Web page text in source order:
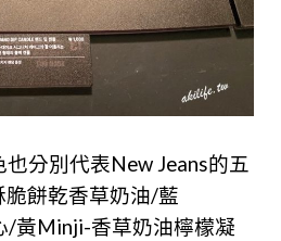
分別代表New Jeans的五
餅乾香草奶油/藍
/黃Minji-香草奶油檸檬凝